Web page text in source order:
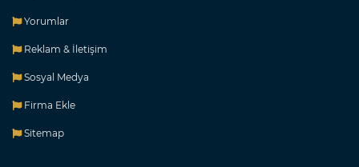
Yorumlar
Reklam & İletişim
Sosyal Medya
Firma Ekle
Sitemap